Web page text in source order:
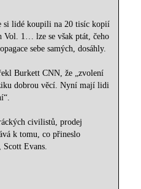
si lidé koupili na 20 tisíc kopií
Vol. 1… lze se však ptát, čeho
sebe samých, dosáhly.
Burkett CNN, že „zvolení
dobrou věcí. Nyní mají lidi
civilistů, prodej
k tomu, co přineslo
Scott Evans.